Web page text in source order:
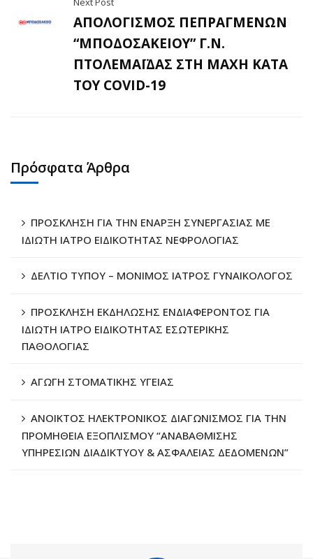
ΑΠΟΛΟΓΙΣΜΟΣ ΠΕΠΡΑΓΜΕΝΩΝ
“ΜΠΟΔΟΣΑΚΕΙΟΥ” Γ.Ν.
ΠΤΟΛΕΜΑΪΔΑΣ ΣΤΗ ΜΑΧΗ ΚΑΤΑ
ΤΟΥ COVID-19
Πρόσφατα Άρθρα
ΠΡΟΣΚΛΗΣΗ ΓΙΑ ΤΗΝ ΕΝΑΡΞΗ ΣΥΝΕΡΓΑΣΙΑΣ ΜΕ
ΙΔΙΩΤΗ ΙΑΤΡΟ ΕΙΔΙΚΟΤΗΤΑΣ ΝΕΦΡΟΛΟΓΙΑΣ
ΔΕΛΤΙΟ ΤΥΠΟΥ – ΜΟΝΙΜΟΣ ΙΑΤΡΟΣ ΓΥΝΑΙΚΟΛΟΓΟΣ
ΠΡΟΣΚΛΗΣΗ ΕΚΔΗΛΩΣΗΣ ΕΝΔΙΑΦΕΡΟΝΤΟΣ ΓΙΑ
ΙΔΙΩΤΗ ΙΑΤΡΟ ΕΙΔΙΚΟΤΗΤΑΣ ΕΣΩΤΕΡΙΚΗΣ
ΠΑΘΟΛΟΓΙΑΣ
ΑΓΩΓΗ ΣΤΟΜΑΤΙΚΗΣ ΥΓΕΙΑΣ
ΑΝΟΙΚΤΟΣ ΗΛΕΚΤΡΟΝΙΚΟΣ ΔΙΑΓΩΝΙΣΜΟΣ ΓΙΑ ΤΗΝ
ΠΡΟΜΗΘΕΙΑ ΕΞΟΠΛΙΣΜΟΥ “ΑΝΑΒΑΘΜΙΣΗΣ
ΥΠΗΡΕΣΙΩΝ ΔΙΑΔΙΚΤΥΟΥ & ΑΣΦΑΛΕΙΑΣ ΔΕΔΟΜΕΝΩΝ”